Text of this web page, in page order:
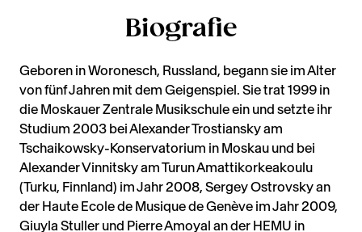
Biografie
Geboren in Woronesch, Russland, begann sie im Alter
von fünf Jahren mit dem Geigenspiel. Sie trat 1999 in
die Moskauer Zentrale Musikschule ein und setzte ihr
Studium 2003 bei Alexander Trostiansky am
Tschaikowsky-Konservatorium in Moskau und bei
Alexander Vinnitsky am Turun Amattikorkeakoulu
(Turku, Finnland) im Jahr 2008, Sergey Ostrovsky an
der Haute Ecole de Musique de Genève im Jahr 2009,
Giuyla Stuller und Pierre Amoyal an der HEMU in